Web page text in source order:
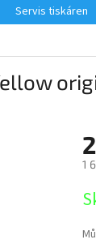
Servis tiskáren
1